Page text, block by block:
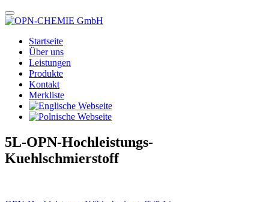
Startseite
Über uns
Leistungen
Produkte
Kontakt
Merkliste
5L-OPN-Hochleistungs-
Kuehlschmierstoff